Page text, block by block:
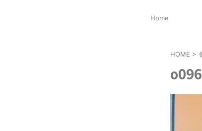
Home
HOME >